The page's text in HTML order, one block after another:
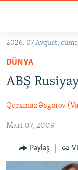
Əsas
qayıt
Əsas
naviqasiyaya
qayıt
keç
KORRUPSIOMETR
#ƏSLINDƏ
FƏRQƏ BAX
QANUNI DOĞRU
ARAŞDIRMA
2026, 07 Avqust,
DÜNYA
ABŞ
Qorxmaz Əsgərov
Mart 07, 2009
Paylaş